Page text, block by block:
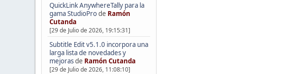
QuickLink AnywhereTally para la
gama StudioProde Ramón
Cutanda
[29 de Julio de 2026, 19:15:31]
Subtitle Edit v5.1.0 incorpora una
larga lista de novedades y
mejorasde Ramón Cutanda
[29 de Julio de 2026, 11:08:10]